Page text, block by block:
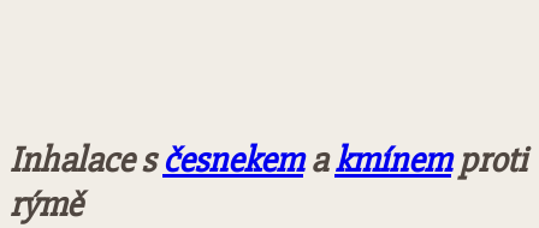
Inhalace sčesnekemakmínemproti
rýmě